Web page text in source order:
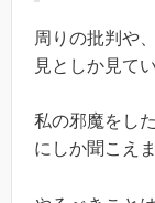
周りの批判や
見としか見て
私の邪魔をし
にしか聞こえま